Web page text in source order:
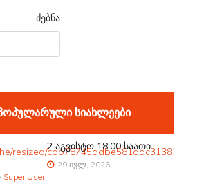
ძებნა
ᲡᲘᲐᲮᲚᲔᲔᲑᲘ
2 აგვისტო 18:00 საათი
29 ივლ, 2026
Super User